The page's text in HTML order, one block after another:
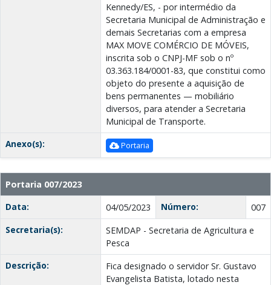
Kennedy/ES, - por intermédio da
Secretaria Municipal de Administração e
demais Secretarias com a empresa
MAX MOVE COMÉRCIO DE MÓVEIS,
inscrita sob o CNPJ-MF sob o nº
03.363.184/0001-83, que constitui como
objeto do presente a aquisição de
bens permanentes — mobiliário
diversos, para atender a Secretaria
Municipal de Transporte.
Anexo(s):
Portaria
Portaria 007/2023
Data:
04/05/2023 Número:
007
Secretaria(s):
SEMDAP - Secretaria de Agricultura e
Pesca
Descrição:
Fica designado o servidor Sr. Gustavo
Evangelista Batista, lotado nesta